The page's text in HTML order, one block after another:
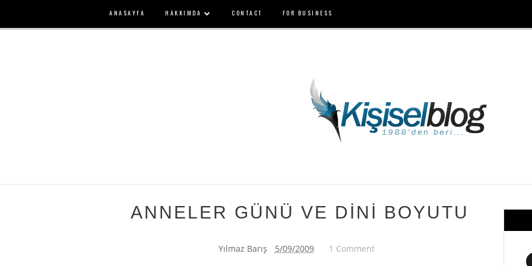
ANASAYFA HAKKIMDA CONTACT FOR BUSINESS
ANNELER GÜNÜ VE DİNİ BOYUTU
Yılmaz Barış 5/09/2009 1 Comment